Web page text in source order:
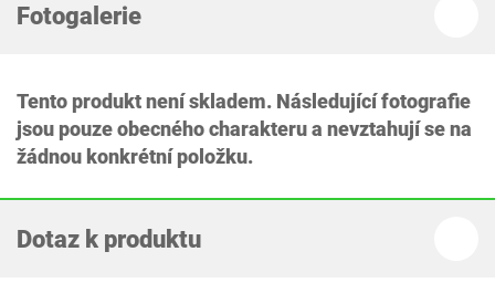
Fotogalerie
Tento produkt není skladem. Následující fotografie
jsou pouze obecného charakteru a nevztahují se na
žádnou konkrétní položku.
Dotaz k produktu